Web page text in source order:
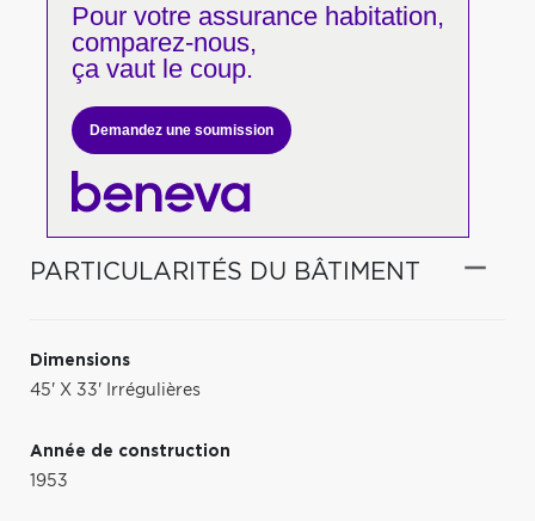
Pour votreassurance habitation,
comparez-nous,
ça vaut le coup.
Demandez une soumission
PARTICULARITÉS DU BÂTIMENT
Dimensions
45' X 33' Irrégulières
Année de construction
1953